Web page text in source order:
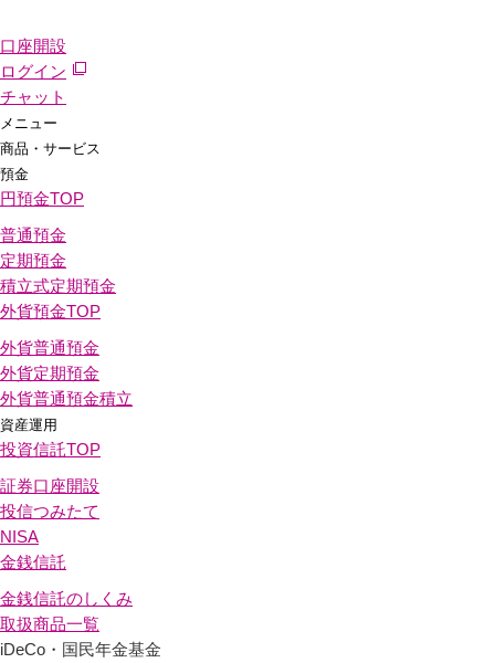
口座開設
ログイン
チャット
メニュー
商品・サービス
預金
円預金TOP
普通預金
定期預金
積立式定期預金
外貨預金TOP
外貨普通預金
外貨定期預金
外貨普通預金積立
資産運用
投資信託TOP
証券口座開設
投信つみたて
NISA
金銭信託
金銭信託のしくみ
取扱商品一覧
iDeCo・国民年金基金